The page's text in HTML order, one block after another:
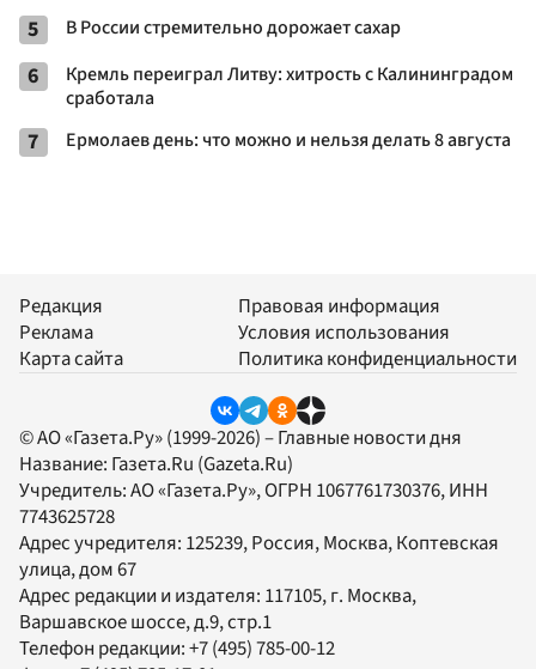
5 В России стремительно дорожает сахар
6
Кремль переиграл Литву: хитрость с Калининградом
сработала
7 Ермолаев день: что можно и нельзя делать 8 августа
Редакция
Реклама
Карта сайта
Правовая информация
Условия использования
Политика конфиденциальности
© АО «Газета.Ру» (1999-2026) – Главные новости дня
Название: Газета.Ru (Gazeta.Ru)
Учредитель:АО «Газета.Ру», ОГРН 1067761730376, ИНН
7743625728
Адрес учредителя: 125239, Россия, Москва, Коптевская
улица, дом 67
Адрес редакции и издателя: 117105, г. Москва,
Варшавское шоссе, д.9, стр.1
Телефон редакции:+7 (495) 785-00-12